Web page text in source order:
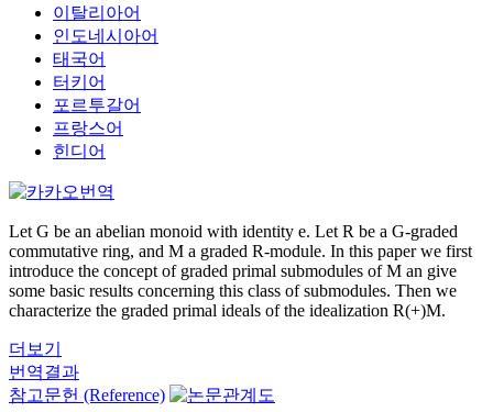
이탈리아어
인도네시아어
태국어
터키어
포르투갈어
프랑스어
힌디어
Let G be an abelian monoid with identity e. Let R be a G-graded
commutative ring, and M a graded R-module. In this paper we first
introduce the concept of graded primal submodules of M an give
some basic results concerning this class of submodules. Then we
characterize the graded primal ideals of the idealization R(+)M.
더보기
번역결과
참고문헌 (Reference)